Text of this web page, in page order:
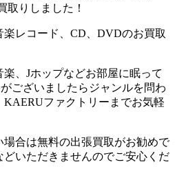
取りしました！
レコード、CD、DVDのお買取
、Jホップなどお部屋に眠って
ございましたらジャンルを問わ
ファクトリーまでお気軽
合は無料の出張買取がお勧めで
いただきませんのでご安心くだ